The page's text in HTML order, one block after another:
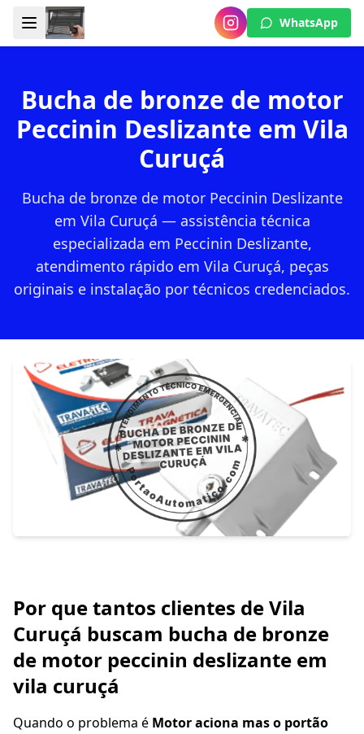
WhatsApp
Bucha de bronze de motor
Peccinin Deslizante em Vila
Curuçá
Bucha de bronze de motor Peccinin Deslizante
em Vila Curuçá — assistência técnica
especializada em Peccinin Deslizante,
atendimento rápido em Vila Curuçá, peças
originais e instalação por técnicos credenciados.
Por que tantos clientes de Vila
Curuçá buscam bucha de bronze
de motor peccinin deslizante em
vila curuçá
Quando o problema é Motor aciona mas o portão